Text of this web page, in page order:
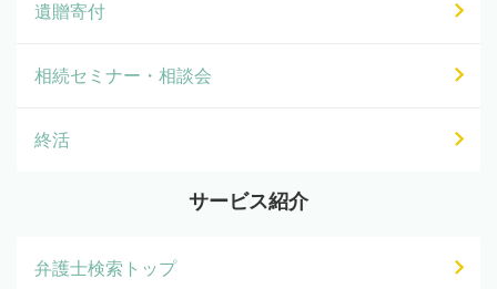
遺贈寄付
相続セミナー・相談会
終活
サービス紹介
弁護士検索トップ